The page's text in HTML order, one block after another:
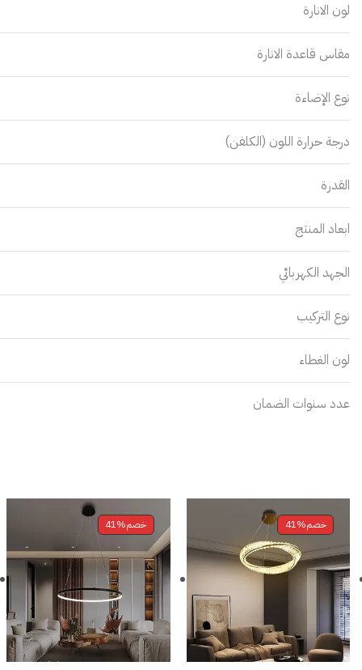
لون الانارة
مقاس قاعدة الانارة
نوع الإضاءة
درجة حرارة اللون (الكلفن)
القدرة
ابعاد المنتج
الجهد الكهربائي
نوع التركيب
لون الغطاء
عدد سنوات الضمان
خصم41% خصم41%